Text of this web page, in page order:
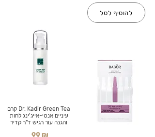
Dr. Kadir Green Tea קרם
עיניים אנטי-אייג'ינג לחות
והגנה עור רגיש ד"ר קדיר
להוסיף לסל